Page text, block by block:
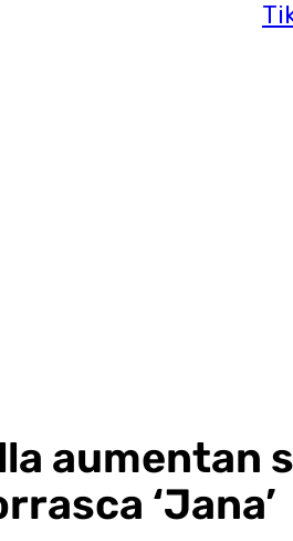
aumentan
‘Jana’